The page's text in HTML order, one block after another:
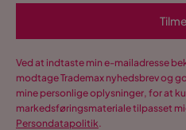
Ved at indtaste min e-mailadresse
modtage Trademax nyhedsbrev og
mine personlige oplysninger, for at
markedsføringsmateriale tilpasset
Persondatapolitik.